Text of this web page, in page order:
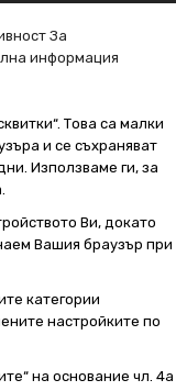
За
информация
Това са малки
и се съхраняват
Използваме ги, за
Ви, докато
Вашия браузър при
категории
настройките по
на основание чл. 4а